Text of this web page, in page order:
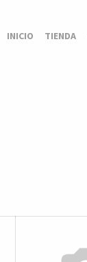
INICIO TIENDA